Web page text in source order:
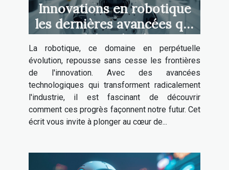
Innovations en robotique
les dernières avancées qui
remodelent l'industrie
La robotique, ce domaine en perpétuelle
évolution, repousse sans cesse les frontières
de l'innovation. Avec des avancées
technologiques qui transforment radicalement
l'industrie, il est fascinant de découvrir
comment ces progrès façonnent notre futur. Cet
écrit vous invite à plonger au cœur de...